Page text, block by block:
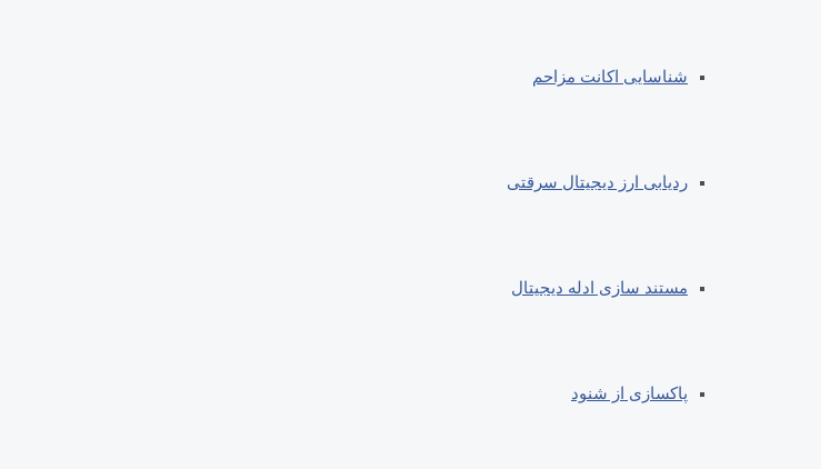
شناسایی اکانت مزاحم
ردیابی ارز دیجیتال سرقتی
مستند سازی ادله دیجیتال
پاکسازی از شنود